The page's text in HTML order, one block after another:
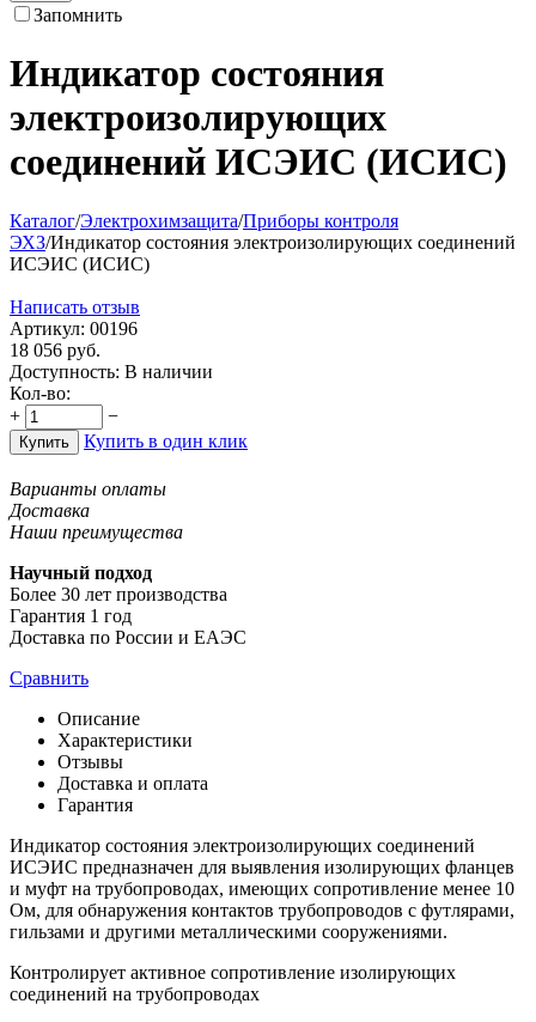
Запомнить
Индикатор состояния
электроизолирующих
соединений ИСЭИС (ИСИС)
Каталог/Электрохимзащита/Приборы контроля
ЭХЗ/Индикатор состояния электроизолирующих соединений
ИСЭИС (ИСИС)
Написать отзыв
Артикул: 00196
18 056 руб.
Доступность: В наличии
Кол-во:
+
−
Купить Купить в один клик
Варианты оплаты
Доставка
Наши преимущества
Научный подход
Более 30 лет производства
Гарантия 1 год
Доставка по России и ЕАЭС
Сравнить
Описание
Характеристики
Отзывы
Доставка и оплата
Гарантия
Индикатор состояния электроизолирующих соединений
ИСЭИС предназначен для выявления изолирующих фланцев
и муфт на трубопроводах, имеющих сопротивление менее 10
Ом, для обнаружения контактов трубопроводов с футлярами,
гильзами и другими металлическими сооружениями.
Контролирует активное сопротивление изолирующих
соединений на трубопроводах